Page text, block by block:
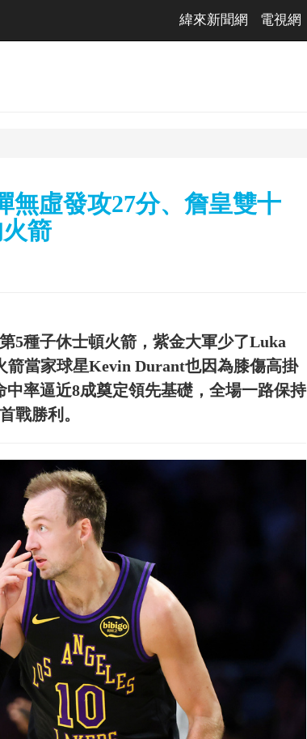
緯來新聞網 電視網
無虛發攻27分、詹皇雙十
箭
5種子休士頓火箭，紫金大軍少了Luka
箭當家球星Kevin Durant也因為膝傷高掛
率逼近8成奠定領先基礎，全場一路保持
戰勝利。